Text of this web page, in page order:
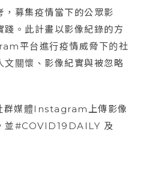
，募集疫情當下的公眾影
。此計畫以影像紀錄的方
平台進行疫情威脅下的社
關懷、影像紀實與被忽略
群媒體Instagram上傳影像
並#COVID19DAILY 及